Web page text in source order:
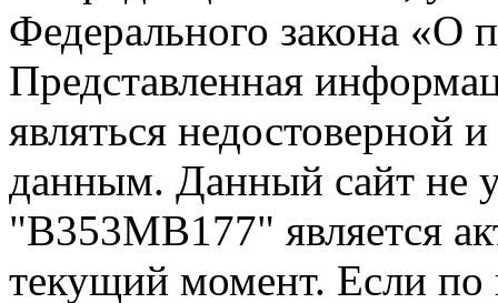
Федерального закона «О
Представленная
являться недостоверной
данным. Данный сайт не
"В353МВ177" является
текущий момент. Если